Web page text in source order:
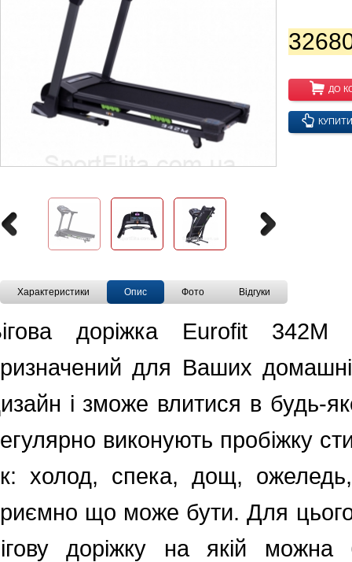
ДО
КУПИТИ
Характеристики Опис Фото Відгуки
доріжка Eurofit 342M
для Ваших
і зможе влитися в будь-
виконують пробіжку
холод, спека, дощ,
що може бути. Для
доріжку на якій